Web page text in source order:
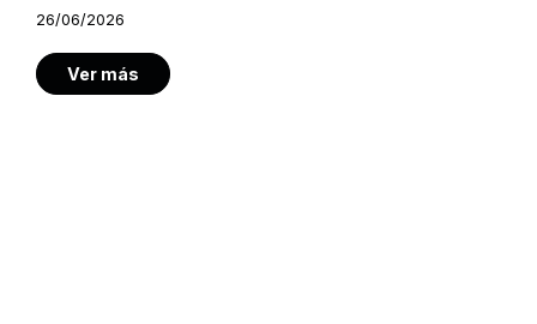
26/06/2026
Ver más